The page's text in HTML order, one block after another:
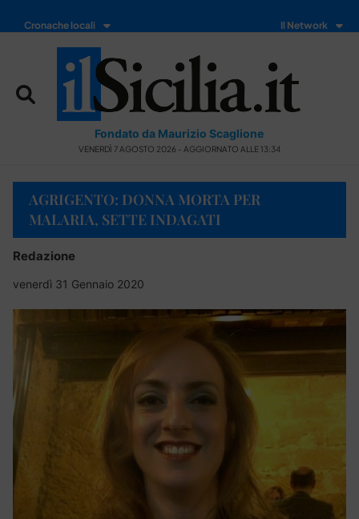
Cronache locali Il Network
Fondato da Maurizio Scaglione
VENERDÌ 7 AGOSTO 2026 - AGGIORNATO ALLE 13:34
AGRIGENTO: DONNA MORTA PER
MALARIA, SETTE INDAGATI
Redazione
venerdì 31 Gennaio 2020